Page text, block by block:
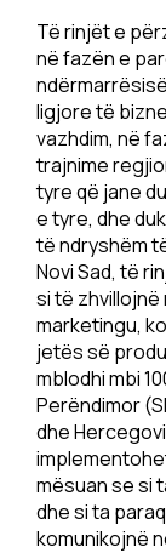
Të rinjët e
në fazën e
ligjore të
vazhdim, në
trajnime
tyre që jane
e tyre, dhe
të ndryshëm
Novi Sad, të
si të zhvillojnë
marketingu,
jetës së
mblodhi mbi
Perëndimor
dhe
mësuan se si
dhe si ta
komunikojnë